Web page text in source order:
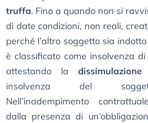
truffa. Fino a quando non si
di date condizioni, non reali,
perché l’altro soggetto sia
è classificato come insolvenza
attestando la dissimulazione
insolvenza del
Nell’inadempimento
dalla presenza di